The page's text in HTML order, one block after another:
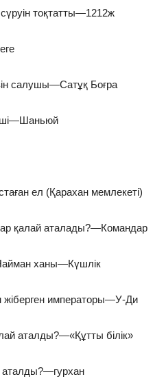
тоқтатты—1212ж
салушы—Сатұқ Боғра
ел (Қарахан мемлекеті)
қалай аталады?—Командар
ханы—Күшлік
жіберген императоры—У-Ди
аталды?—«Құтты білік»
аталды?—гурхан